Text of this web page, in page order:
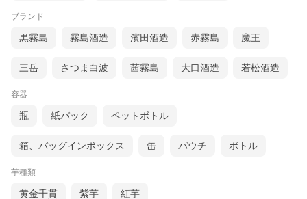
ブランド
黒霧島 霧島酒造 濱田酒造 赤霧島 魔王
三岳 さつま白波 茜霧島 大口酒造 若松酒造
容器
瓶 紙パック ペットボトル
箱、バッグインボックス 缶 パウチ ボトル
芋種類
黄金千貫 紫芋 紅芋